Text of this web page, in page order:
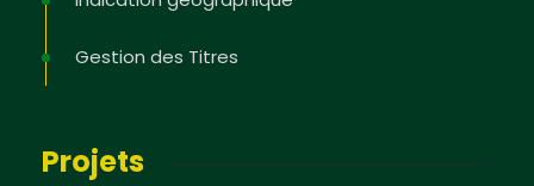
Gestion des Titres
Projets